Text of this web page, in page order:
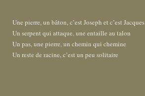
Une pierre, un bâton, c’est Joseph et c’est Jacques
Un serpent qui attaque, une entaille au talon
Un pas, une pierre, un chemin qui chemine
Un reste de racine, c’est un peu solitaire